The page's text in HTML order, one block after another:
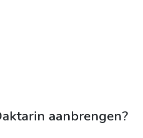
aanbrengen?